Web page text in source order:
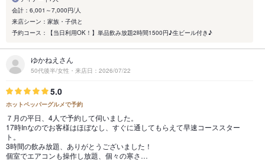
会計：6,001～7,000円/人
来店シーン：家族・子供と
予約コース：【当日利用OK！】単品飲み放題2時間1500円♪生ビール付き♪
ゆかねえさん
50代後半/女性・来店日：2026/07/22
5.0
ホットペッパーグルメで予約
７月の平日、4人で予約して伺いました。
17時Inなのでお客様はほぼなし、すぐに通してもらえて早速コーススター
ト。
3時間の飲み放題、ありがとうございました！
個室でエアコンも操作し放題、個々の寒さ…